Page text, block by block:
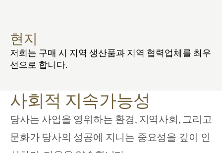
현지
저희는 구매 시 지역 생산품과 지역 협력업체를 최우
선으로 합니다.
사회적 지속가능성
당사는 사업을 영위하는 환경, 지역사회, 그리고
문화가 당사의 성공에 지니는 중요성을 깊이 인